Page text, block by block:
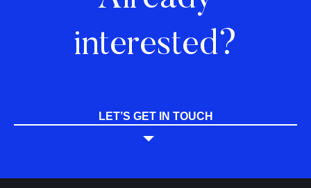
interested?
LET’S GET IN TOUCH